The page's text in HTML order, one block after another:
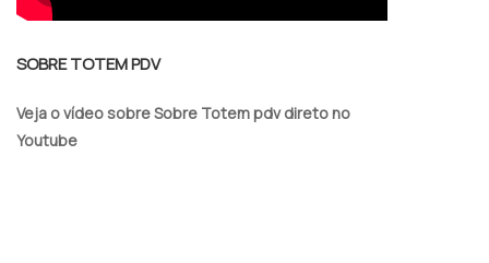
SOBRE TOTEM PDV
Veja o vídeo sobre Sobre Totem pdv direto no
Youtube